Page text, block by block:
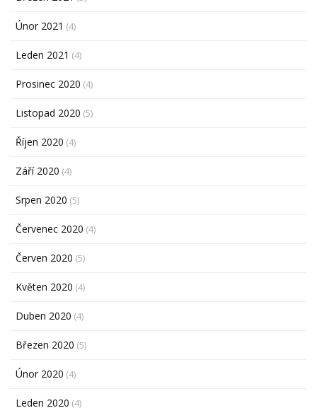
Únor 2021 (4)
Leden 2021 (4)
Prosinec 2020 (4)
Listopad 2020 (5)
Říjen 2020 (4)
Září 2020 (4)
Srpen 2020 (5)
Červenec 2020 (4)
Červen 2020 (5)
Květen 2020 (4)
Duben 2020 (4)
Březen 2020 (5)
Únor 2020 (4)
Leden 2020 (4)